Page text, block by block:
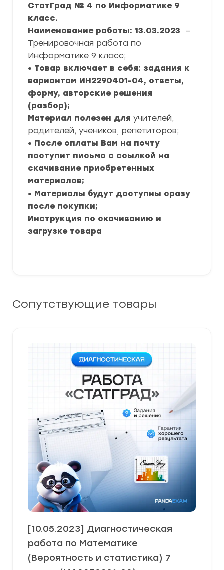
СтатГрад № 4 по Информатике 9
класс.
Наименование работы: 13.03.2023 —
Тренировочная работа по
Информатике 9 класс;
• Товар включает в себя: задания к
вариантам ИН2290401-04, ответы,
форму, авторские решения
(разбор);
Материал полезен для учителей,
родителей, учеников, репетиторов;
• После оплаты Вам на почту
поступит письмо с ссылкой на
скачивание приобретенных
материалов;
• Материалы будут доступны сразу
после покупки;
Инструкция по скачиванию и
загрузке товара
Сопутствующие товары
[10.05.2023] Диагностическая
работа по Математике
(Вероятность и статистика) 7